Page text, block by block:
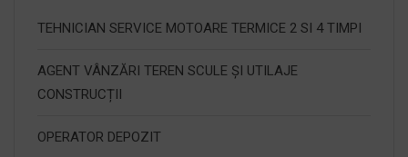
TEHNICIAN SERVICE MOTOARE TERMICE 2 SI 4 TIMPI
AGENT VÂNZĂRI TEREN SCULE ȘI UTILAJE
CONSTRUCȚII
OPERATOR DEPOZIT